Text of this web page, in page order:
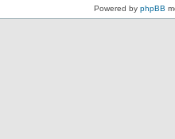
Powered by phpBB